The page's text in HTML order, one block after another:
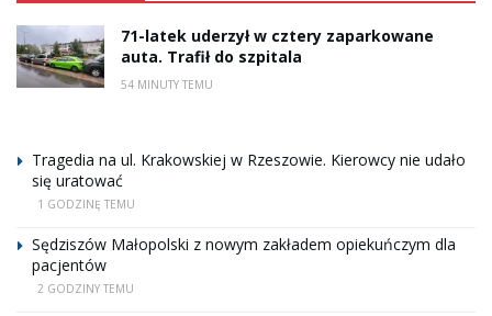
71-latek uderzył w cztery zaparkowane
auta. Trafił do szpitala
54 MINUTY TEMU
Tragedia na ul. Krakowskiej w Rzeszowie. Kierowcy nie udało
się uratować
1 GODZINĘ TEMU
Sędziszów Małopolski z nowym zakładem opiekuńczym dla
pacjentów
2 GODZINY TEMU